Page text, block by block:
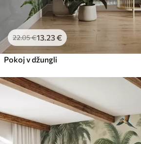
22.05€13 .23€
Pokoj v džungli